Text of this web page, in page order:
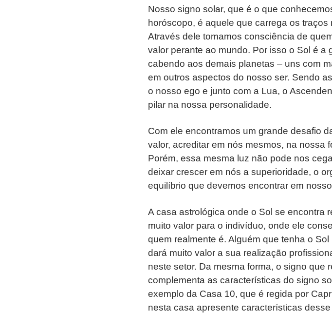
Nosso signo solar, que é o que
horóscopo, é aquele que carrega os
Através dele tomamos consciência de
valor perante ao mundo. Por isso o Sol é a
cabendo aos demais planetas – uns com
em outros aspectos do nosso ser. Sendo
o nosso ego e junto com a Lua, o
pilar na nossa personalidade.
Com ele encontramos um grande desafio
valor, acreditar em nós mesmos, na nossa
Porém, essa mesma luz não pode nos
deixar crescer em nós a superioridade, o
equilíbrio que devemos encontrar em
A casa astrológica onde o Sol se encontra
muito valor para o indivíduo, onde ele
quem realmente é. Alguém que tenha o Sol
dará muito valor a sua realização
neste setor. Da mesma forma, o signo que
complementa as características do signo
exemplo da Casa 10, que é regida por
nesta casa apresente características